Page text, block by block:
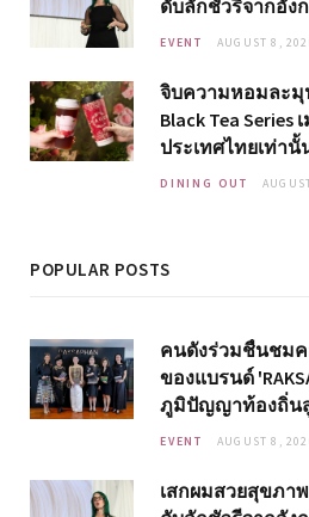
ดับลักชัวรีจากอัง
EVENT AUGUST 8,
จิบความหอมละมุ
Black Tea Series
ประเทศไทยเท่านั้
DINING OUT
POPULAR POSTS
คนดังร่วมชื่นชม
ของแบรนด์
ภูมิปัญญาท้องถิ่น
EVENT AUGUST 8,
เสกผมสวยสุขภา